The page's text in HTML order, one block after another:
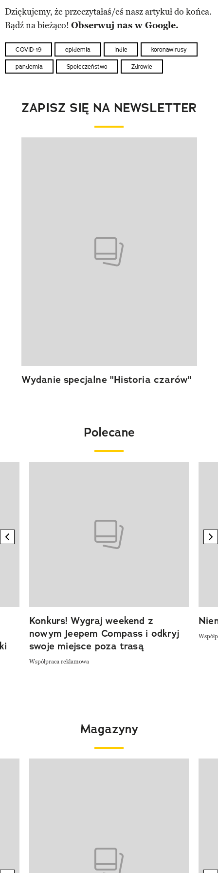
Dziękujemy, że przeczytałaś/eś nasz artykuł do końca.
Bądź na bieżąco! Obserwuj nas w Google.
COVID-19 epidemia indie koronawirusy
pandemia Społeczeństwo Zdrowie
ZAPISZ SIĘ NA NEWSLETTER
Wydanie specjalne "Historia czarów"
Polecane
previous element
Konkurs! Wygraj weekend z
nowym Jeepem Compass i odkryj
swoje miejsce poza trasą
Współpraca reklamowa
Magazyny